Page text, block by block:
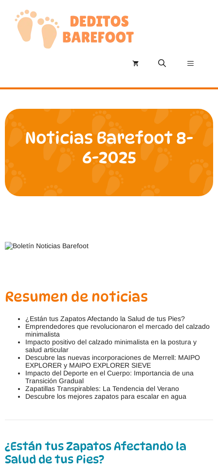
contenido
Menú
Noticias Barefoot 8-
6-2025
Resumen de noticias
¿Están tus Zapatos Afectando la Salud de tus Pies?
Emprendedores que revolucionaron el mercado del calzado
minimalista
Impacto positivo del calzado minimalista en la postura y
salud articular
Descubre las nuevas incorporaciones de Merrell: MAIPO
EXPLORER y MAIPO EXPLORER SIEVE
Impacto del Deporte en el Cuerpo: Importancia de una
Transición Gradual
Zapatillas Transpirables: La Tendencia del Verano
Descubre los mejores zapatos para escalar en agua
¿Están tus Zapatos Afectando la
Salud de tus Pies?